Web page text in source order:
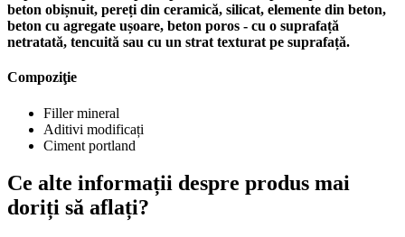
beton obișnuit, pereți din ceramică, silicat, elemente din beton,
beton cu agregate ușoare, beton poros - cu o suprafață
netratată, tencuită sau cu un strat texturat pe suprafață.
Compoziţie
Filler mineral
Aditivi modificați
Ciment portland
Ce alte informații despre produs mai
doriți să aflați?